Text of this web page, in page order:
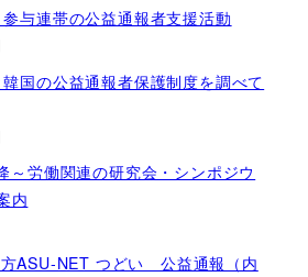
与連帯の公益通報者支援活動
国の公益通報者保護制度を調べて
～労働関連の研究会・シンポジウ
内
ASU-NET つどい 公益通報（内